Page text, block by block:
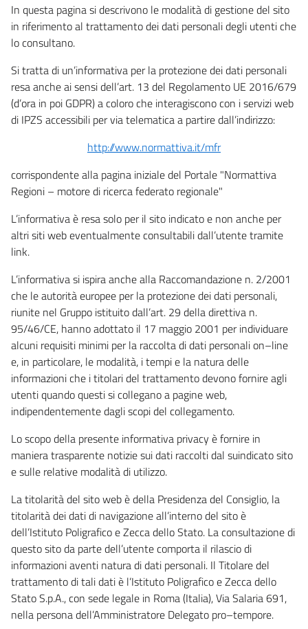
In questa pagina si descrivono le modalità di gestione del sito
in riferimento al trattamento dei dati personali degli utenti che
lo consultano.
Si tratta di un’informativa per la protezione dei dati personali
resa anche ai sensi dell’art. 13 del Regolamento UE 2016/679
(d’ora in poi GDPR) a coloro che interagiscono con i servizi web
di IPZS accessibili per via telematica a partire dall’indirizzo:
http://www.normattiva.it/mfr
corrispondente alla pagina iniziale del Portale "Normattiva
Regioni – motore di ricerca federato regionale"
L’informativa è resa solo per il sito indicato e non anche per
altri siti web eventualmente consultabili dall’utente tramite
link.
L’informativa si ispira anche alla Raccomandazione n. 2/2001
che le autorità europee per la protezione dei dati personali,
riunite nel Gruppo istituito dall’art. 29 della direttiva n.
95/46/CE, hanno adottato il 17 maggio 2001 per individuare
alcuni requisiti minimi per la raccolta di dati personali on–line
e, in particolare, le modalità, i tempi e la natura delle
informazioni che i titolari del trattamento devono fornire agli
utenti quando questi si collegano a pagine web,
indipendentemente dagli scopi del collegamento.
Lo scopo della presente informativa privacy è fornire in
maniera trasparente notizie sui dati raccolti dal suindicato sito
e sulle relative modalità di utilizzo.
La titolarità del sito web è della Presidenza del Consiglio, la
titolarità dei dati di navigazione all’interno del sito è
dell’Istituto Poligrafico e Zecca dello Stato. La consultazione di
questo sito da parte dell’utente comporta il rilascio di
informazioni aventi natura di dati personali. Il Titolare del
trattamento di tali dati è l’Istituto Poligrafico e Zecca dello
Stato S.p.A., con sede legale in Roma (Italia), Via Salaria 691,
nella persona dell’Amministratore Delegato pro–tempore.